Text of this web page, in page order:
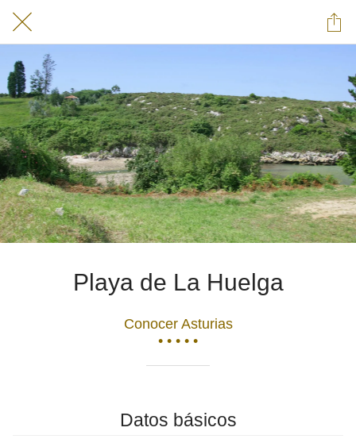
Playa de La Huelga
Conocer Asturias
• • • • •
Datos básicos